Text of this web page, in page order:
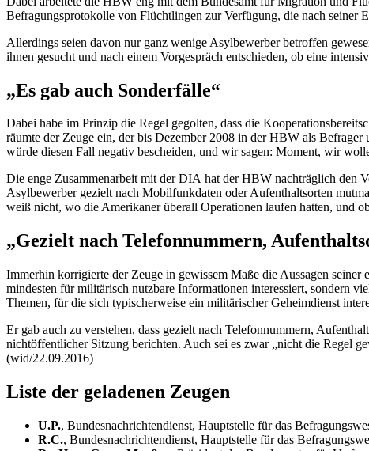
Befragungsprotokolle von Flüchtlingen zur Verfügung, die nach seiner
Allerdings seien davon nur ganz wenige Asylbewerber betroffen
ihnen gesucht und nach einem Vorgespräch entschieden, ob eine
„Es gab auch Sonderfälle“
Dabei habe im Prinzip die Regel gegolten, dass die
räumte der Zeuge ein, der bis Dezember 2008 in der HBW als
würde diesen Fall negativ bescheiden, und wir sagen: Moment, wir
Die enge Zusammenarbeit mit derDIA hat der HBW nachträglich den
Asylbewerber gezielt nach Mobilfunkdaten oder Aufenthaltsorten
weiß nicht, wo die Amerikaner überall Operationen laufen hatten, und
„Gezielt nach Telefonnummern,
Immerhin korrigierte der Zeuge in gewissem Maße die Aussagen seiner
mindesten für militärisch nutzbare Informationen interessiert, sondern
Themen, für die sich typischerweise ein militärischer Geheimdienst
Er gab auch zu verstehen, dass gezielt nach Telefonnummern,
nichtöffentlicher Sitzung berichten. Auch sei es zwar „nicht die Regel
(wid/22.09.2016)
Liste der geladenen Zeugen
U.P., Bundesnachrichtendienst, Hauptstelle für das
R.C., Bundesnachrichtendienst, Hauptstelle für das